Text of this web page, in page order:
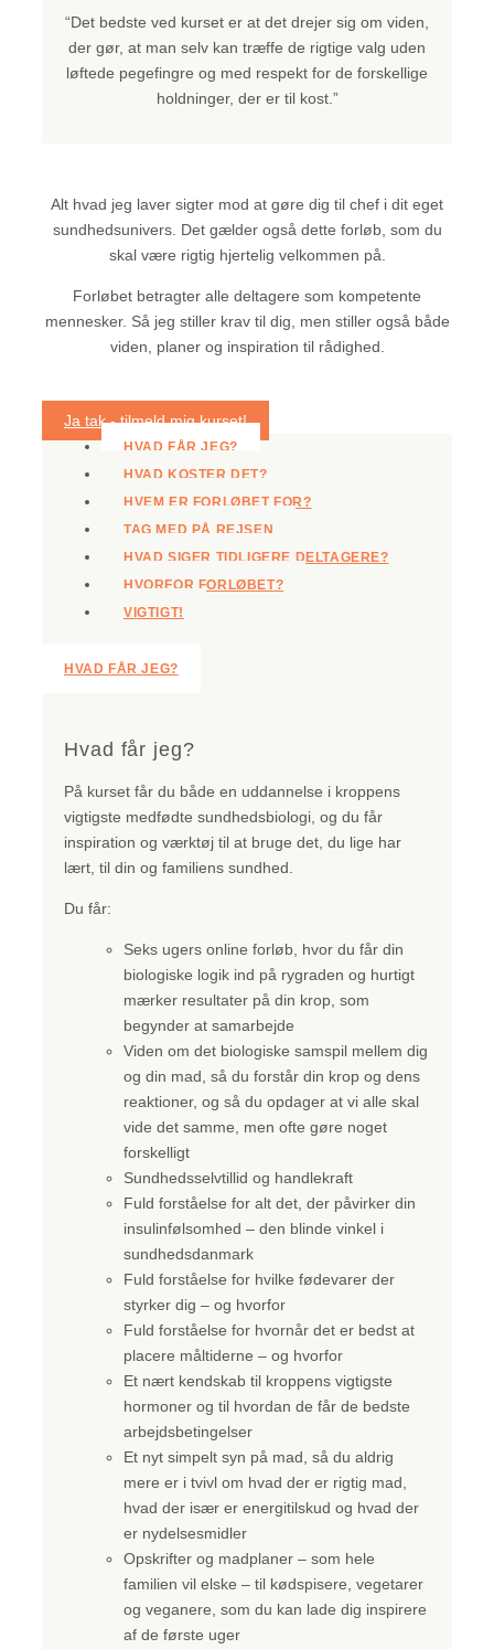
“Det bedste ved kurset er at det drejer sig om viden,
der gør, at man selv kan træffe de rigtige valg uden
løftede pegefingre og med respekt for de forskellige
holdninger, der er til kost.”
Alt hvad jeg laver sigter mod at gøre dig til chef i dit eget
sundhedsunivers. Det gælder også dette forløb, som du
skal være rigtig hjertelig velkommen på.
Forløbet betragter alle deltagere som kompetente
mennesker. Så jeg stiller krav til dig, men stiller også både
viden, planer og inspiration til rådighed.
Ja tak - tilmeld mig kurset!
HVAD FÅR JEG?
HVAD KOSTER DET?
HVEM ER FORLØBET FOR?
TAG MED PÅ REJSEN
HVAD SIGER TIDLIGERE DELTAGERE?
HVORFOR FORLØBET?
VIGTIGT!
HVAD FÅR JEG?
Hvad får jeg?
På kurset får du både en uddannelse i kroppens
vigtigste medfødte sundhedsbiologi, og du får
inspiration og værktøj til at bruge det, du lige har
lært, til din og familiens sundhed.
Du får:
Seks ugers online forløb, hvor du får din
biologiske logik ind på rygraden og hurtigt
mærker resultater på din krop, som
begynder at samarbejde
Viden om det biologiske samspil mellem dig
og din mad, så du forstår din krop og dens
reaktioner, og så du opdager at vi alle skal
vide det samme, men ofte gøre noget
forskelligt
Sundhedsselvtillid og handlekraft
Fuld forståelse for alt det, der påvirker din
insulinfølsomhed – den blinde vinkel i
sundhedsdanmark
Fuld forståelse for hvilke fødevarer der
styrker dig – og hvorfor
Fuld forståelse for hvornår det er bedst at
placere måltiderne – og hvorfor
Et nært kendskab til kroppens vigtigste
hormoner og til hvordan de får de bedste
arbejdsbetingelser
Et nyt simpelt syn på mad, så du aldrig
mere er i tvivl om hvad der er rigtig mad,
hvad der især er energitilskud og hvad der
er nydelsesmidler
Opskrifter og madplaner – som hele
familien vil elske – til kødspisere, vegetarer
og veganere, som du kan lade dig inspirere
af de første uger